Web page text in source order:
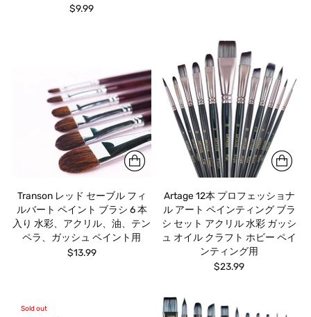
$9.99
Transon レッド セーブル フィ
ルバート ペイント ブラシ 6 本
入り 水彩、アクリル、油、テン
ペラ、ガッシュ ペイント用
$13.99
Artage 12本 プロフェッショナ
ル アート ペインティング ブラ
シ セット アクリル 水彩 ガッシ
ュ オイル クラフト ホビー ペイ
ンティング用
$23.99
Sold out